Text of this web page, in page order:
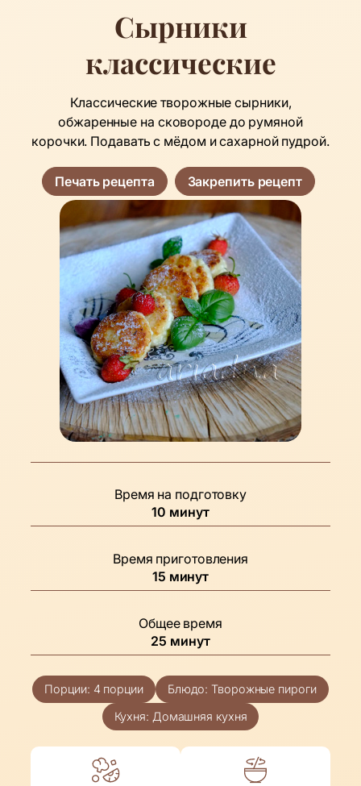
Сырники
классические
Классические творожные сырники,
обжаренные на сковороде до румяной
корочки. Подавать с мёдом и сахарной пудрой.
Печать рецепта Закрепить рецепт
Время на подготовку
10 минуты
минут
Время приготовления
15минуты
минут
Общее время
25 минуты
минут
Порции: 4 порции Блюдо: Творожные пироги
Кухня: Домашняя кухня